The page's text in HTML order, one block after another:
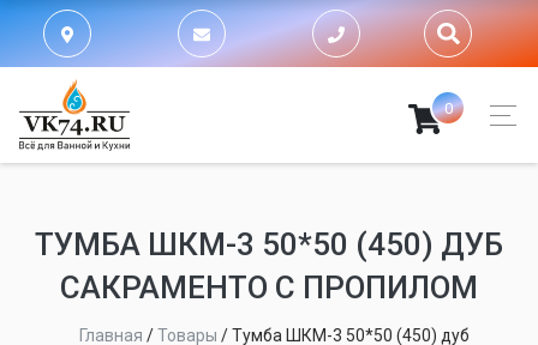
0
ТУМБА ШКМ-3 50*50 (450) ДУБ
САКРАМЕНТО С ПРОПИЛОМ
Главная /Товары /Тумба ШКМ-3 50*50 (450) дуб